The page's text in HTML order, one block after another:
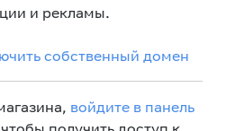
и рекламы.
собственный домен
войдите в панель